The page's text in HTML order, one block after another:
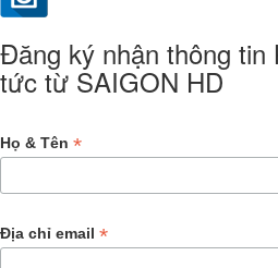
Đăng ký nhận thông tin
tức từ SAIGON HD
Họ & Tên *
Địa chỉ email *